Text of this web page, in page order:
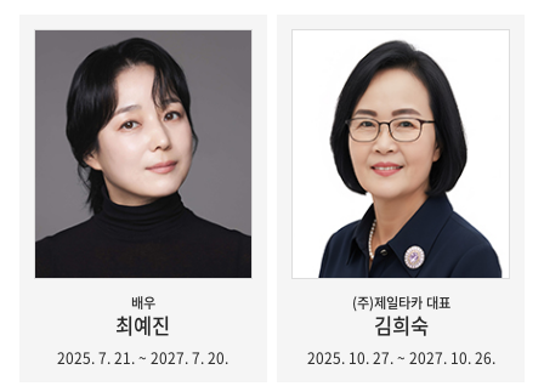
배우
최예진
2025. 7. 21. ~ 2027. 7. 20.
(주)제일타카 대표
김희숙
2025. 10. 27. ~ 2027. 10. 26.